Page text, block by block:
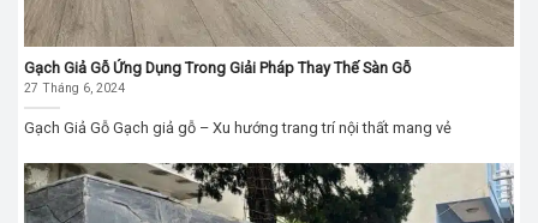
Gạch Giả Gỗ Ứng Dụng Trong Giải Pháp Thay Thế Sàn Gỗ
27 Tháng 6, 2024
Gạch Giả Gỗ Gạch giả gỗ – Xu hướng trang trí nội thất mang vẻ